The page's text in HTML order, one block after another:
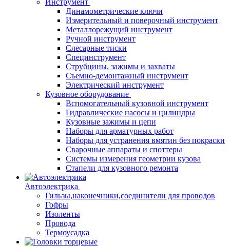
Инструмент
Динамометрические ключи
Измерительный и поверочный инструмент
Металлорежущий инструмент
Ручной инструмент
Слесарные тиски
Специнструмент
Струбцины, зажимы и захваты
Съемно-демонтажный инструмент
Электрический инструмент
Кузовное оборудование
Вспомогательный кузовной инструмент
Гидравлические насосы и цилиндры
Кузовные зажимы и цепи
Наборы для арматурных работ
Наборы для устранения вмятин без покраски
Сварочные аппараты и споттеры
Системы измерения геометрии кузова
Стапели для кузовного ремонта
Автоэлектрика
Гильзы,наконечники,соединители для проводов
Гофры
Изоленты
Провода
Термоусадка